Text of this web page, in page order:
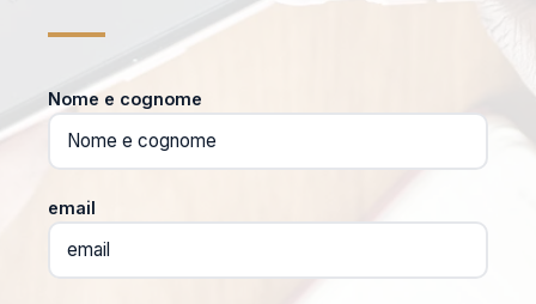
Nome e cognome
email